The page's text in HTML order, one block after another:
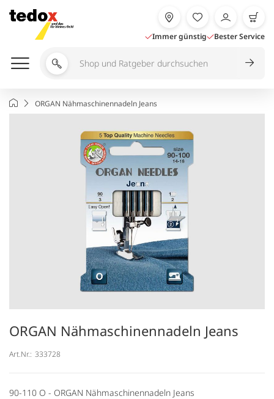
Inhalt
springen
Immer günstig Bester Service
Shop
durchsuchen
StartseiteORGAN Nähmaschinennadeln Jeans
ORGAN Nähmaschinennadeln Jeans
Art.Nr.: 333728
90-110 O - ORGAN Nähmaschinennadeln Jeans